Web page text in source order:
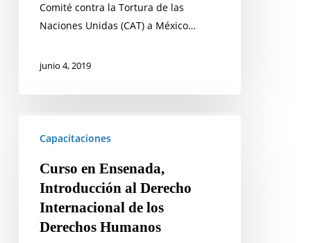
Comité contra la Tortura de las
Naciones Unidas (CAT) a México…
junio 4, 2019
Introducción
Derecho
Internacional
Capacitaciones
Curso en Ensenada,
Introducción al Derecho
Internacional de los
Derechos Humanos